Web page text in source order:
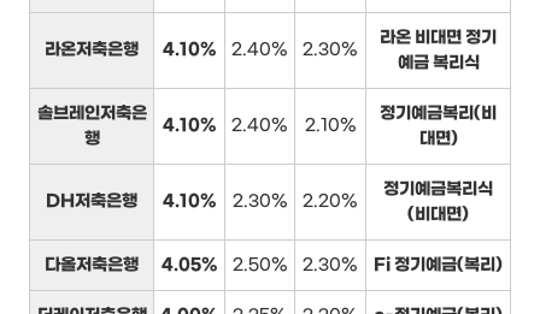
라온저축은행 4.10% 2.40% 2.30%
라온 비대면 정기
예금 복리식
솔브레인저축은
행
4.10% 2.40% 2.10%
정기예금복리(비
대면)
DH저축은행 4.10% 2.30% 2.20%
정기예금복리식
(비대면)
다올저축은행 4.05% 2.50% 2.30% Fi 정기예금(복리)